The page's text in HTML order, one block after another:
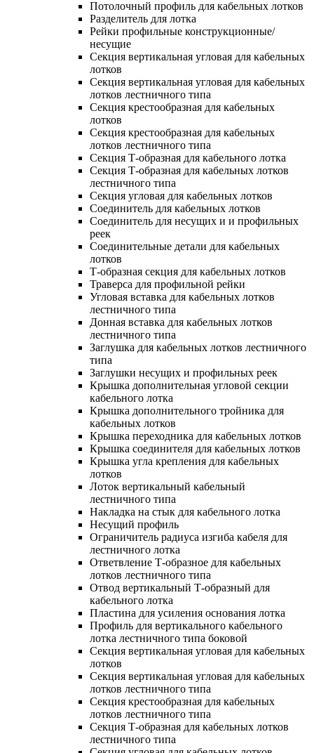
Потолочный профиль для кабельных лотков
Разделитель для лотка
Рейки профильные конструкционные/
несущие
Секция вертикальная угловая для кабельных
лотков
Секция вертикальная угловая для кабельных
лотков лестничного типа
Секция крестообразная для кабельных
лотков
Секция крестообразная для кабельных
лотков лестничного типа
Секция Т-образная для кабельного лотка
Секция Т-образная для кабельных лотков
лестничного типа
Секция угловая для кабельных лотков
Соединитель для кабельных лотков
Соединитель для несущих и и профильных
реек
Соединительные детали для кабельных
лотков
Т-образная секция для кабельных лотков
Траверса для профильной рейки
Угловая вставка для кабельных лотков
лестничного типа
Донная вставка для кабельных лотков
лестничного типа
Заглушка для кабельных лотков лестничного
типа
Заглушки несущих и профильных реек
Крышка дополнительная угловой секции
кабельного лотка
Крышка дополнительного тройника для
кабельных лотков
Крышка переходника для кабельных лотков
Крышка соединителя для кабельных лотков
Крышка угла крепления для кабельных
лотков
Лоток вертикальный кабельный
лестничного типа
Накладка на стык для кабельного лотка
Несущий профиль
Ограничитель радиуса изгиба кабеля для
лестничного лотка
Ответвление Т-образное для кабельных
лотков лестничного типа
Отвод вертикальный Т-образный для
кабельного лотка
Пластина для усиления основания лотка
Профиль для вертикального кабельного
лотка лестничного типа боковой
Секция вертикальная угловая для кабельных
лотков
Секция вертикальная угловая для кабельных
лотков лестничного типа
Секция крестообразная для кабельных
лотков лестничного типа
Секция Т-образная для кабельных лотков
лестничного типа